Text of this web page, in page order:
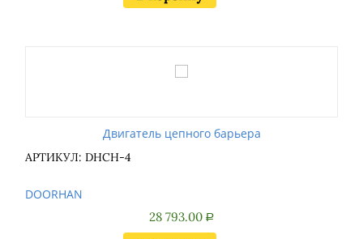
Двигатель цепного барьера
АРТИКУЛ: DHCH-4
DOORHAN
28 793.00 Р